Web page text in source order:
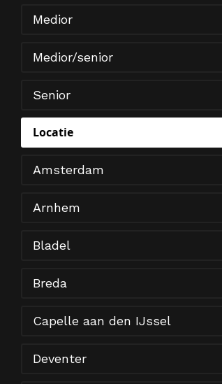
Medior
Medior/senior
Senior
Locatie
Amsterdam
Arnhem
Bladel
Breda
Capelle aan den IJssel
Deventer